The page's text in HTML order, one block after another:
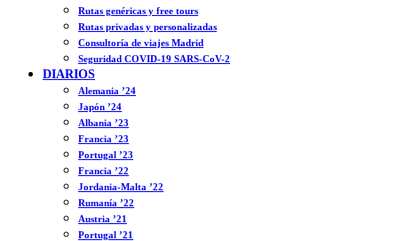
Rutas genéricas y free tours
Rutas privadas y personalizadas
Consultoría de viajes Madrid
Seguridad COVID-19 SARS-CoV-2
DIARIOS
Alemania ’24
Japón ’24
Albania ’23
Francia ’23
Portugal ’23
Francia ’22
Jordania-Malta ’22
Rumanía ’22
Austria ’21
Portugal ’21